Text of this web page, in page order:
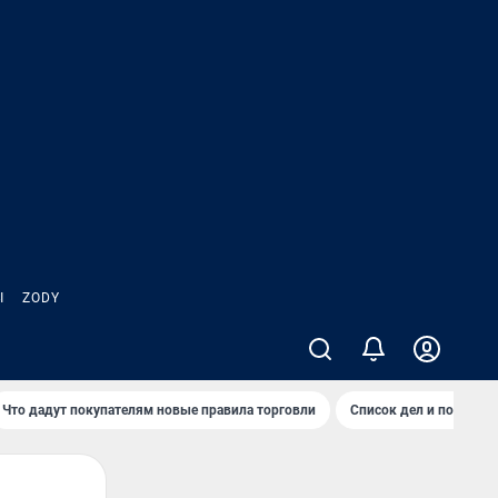
ZODY
Что дадут покупателям новые правила торговли Список дел и покупок